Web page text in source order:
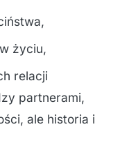
życiu,
relacji
partnerami,
ale historia i